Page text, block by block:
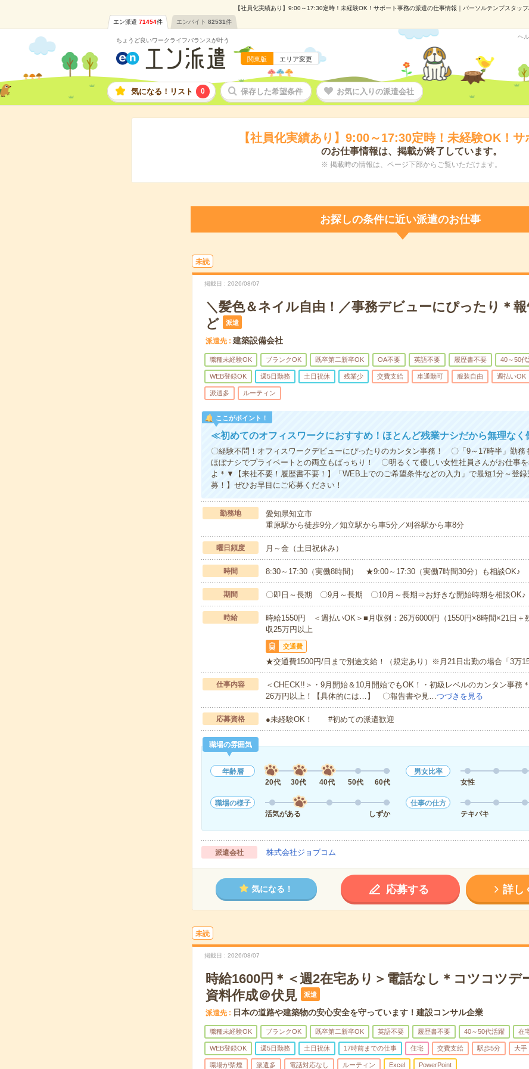
【社員化実績あり】9:00～17:30定時！未経験OK！サポート事務の派遣の仕事情報｜パーソルテンプスタッ
エン派遣 71454件 エンバイト 82531件
ちょうど良いワークライフバランスが叶う
関東版 エリア変更
ヘ
気になる！リスト 0 保存した希望条件 お気に入りの派遣会社
【社員化実績あり】9:00～17:30定時！未経験OK！
のお仕事情報は、掲載が終了しています。
※ 掲載時の情報は、ページ下部からご覧いただけます。
お探しの条件に近い派遣のお仕事
未読
掲載日 2026/08/07
＼髪色＆ネイル自由！／事務デビューにぴったり＊
ど
派遣
派遣先 建築設備会社
職種未経験OK ブランクOK 既卒第二新卒OK OA不要 英語不要 履歴書不要 40～50
WEB登録OK 週5日勤務 土日祝休 残業少 交費支給 車通勤可 服装自由 週払いOK
派遣多 ルーティン
ここがポイント！
≪初めてのオフィスワークにおすすめ！ほとんど残業ナシだから無理な
〇経験不問！オフィスワークデビューにぴったりのカンタン事務！ 〇「9～17時半」勤務
ほぼナシでプライベートとの両立もばっちり！ 〇明るくて優しい女性社員さんがお仕事
よ＊▼【来社不要！履歴書不要！】「WEB上でのご希望条件などの入力」で最短1分～登
募！】ぜひお早目にご応募ください！
勤務地
愛知県知立市
重原駅から徒歩9分／知立駅から車5分／刈谷駅から車8分
曜日頻度 月～金（土日祝休み）
時間 8:30～17:30（実働8時間） ★9:00～17:30（実働7時間30分）も相談OK♪
期間 〇即日～長期 〇9月～長期 〇10月～長期⇒お好きな開始時期を相談OK♪
時給
時給1550円 ＜週払いOK＞■月収例：26万6000円（1550円×8時間×21日＋
収25万円以上
交通費
★交通費1500円/日まで別途支給！（規定あり）※月21日出勤の場合「3万
仕事内容
＜CHECK!!＞・9月開始＆10月開始でもOK！・初級レベルのカンタン事務
26万円以上！【具体的には…】 〇報告書や見…つづきを見る
応募資格 ●未経験OK！ #初めての派遣歓迎
職場の雰囲気
年齢層
20代
30代 40代 50代 60代
男女比率
女性
職場の様子
活気がある
しずか
仕事の仕方
テキパキ
派遣会社 株式会社ジョブコム
気になる！ 応募する 詳し
未読
掲載日 2026/08/07
時給1600円＊＜週2在宅あり＞電話なし＊コツコツデ
資料作成＠伏見
派遣
派遣先 日本の道路や建築物の安心安全を守っています！建設コンサル企業
職種未経験OK ブランクOK 既卒第二新卒OK 英語不要 履歴書不要 40～50代活躍 在
WEB登録OK 週5日勤務 土日祝休 17時前までの仕事 住宅 交費支給 駅歩5分 大手
職場が禁煙 派遣多 電話対応なし ルーティン Excel PowerPoint